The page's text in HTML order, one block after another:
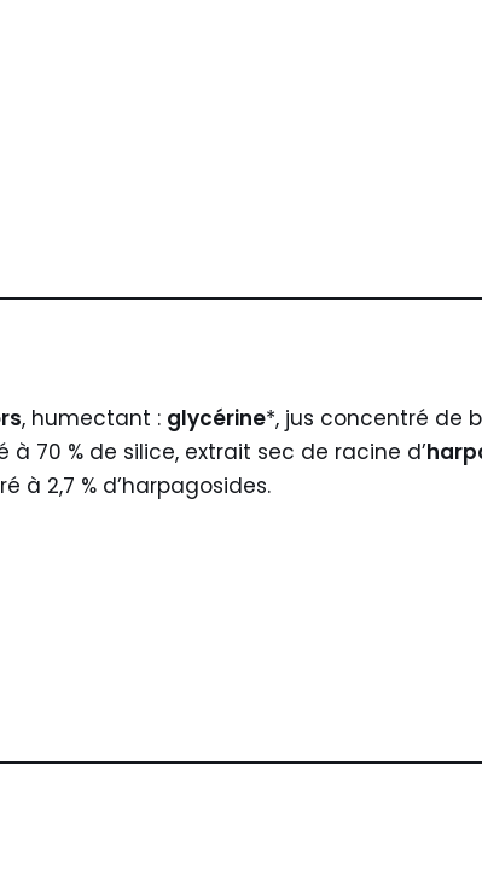
, humectant : glycérine*, jus concentré de
70 % de silice, extrait sec de racine d’
à 2,7 % d’harpagosides.